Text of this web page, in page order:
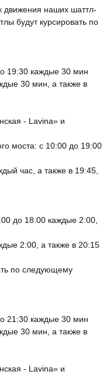
движения наших шаттл-
будут курсировать по
19:30 каждые 30 мин
30 мин, а также в
- Lavina» и
моста: с 10:00 до 19:00
час, а также в 19:45,
до 18:00 каждые 2:00,
2:00, а также в 20:15
по следующему
21:30 каждые 30 мин
30 мин, а также в
- Lavina» и